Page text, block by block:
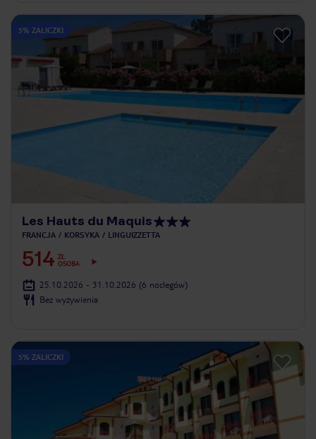
5% ZALICZKI
Les Hauts du Maquis
FRANCJA KORSYKA LINGUIZZETTA
514 ZŁ
OSOBA
25.10.2026 - 31.10.2026 (6 noclegów)
Bez wyżywienia
5% ZALICZKI